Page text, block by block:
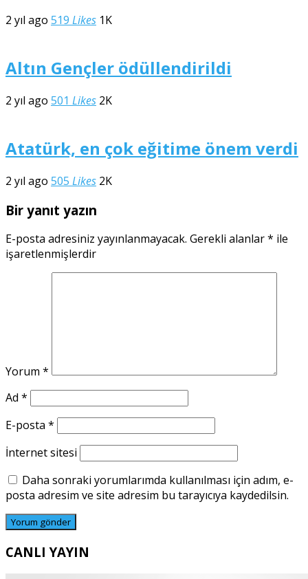
2 yıl ago 519 Likes 1K
Altın Gençler ödüllendirildi
2 yıl ago 501 Likes 2K
Atatürk, en çok eğitime önem verdi
2 yıl ago 505 Likes 2K
Bir yanıt yazın
E-posta adresiniz yayınlanmayacak. Gerekli alanlar* ile
işaretlenmişlerdir
Yorum *
Ad *
E-posta *
İnternet sitesi
Daha sonraki yorumlarımda kullanılması için adım, e-
posta adresim ve site adresim bu tarayıcıya kaydedilsin.
CANLI YAYIN